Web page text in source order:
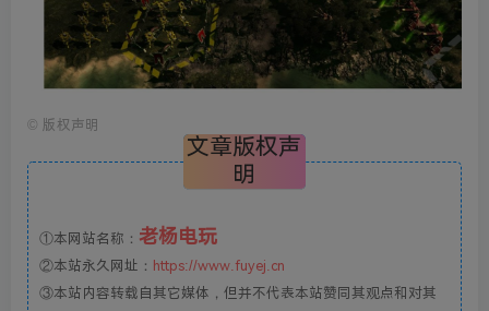
© 版权声明
文章版权声
明
①本网站名称： 老杨电玩
②本站永久网址： https://www.fuyej.cn
③本站内容转载自其它媒体，但并不代表本站赞同其观点和对其